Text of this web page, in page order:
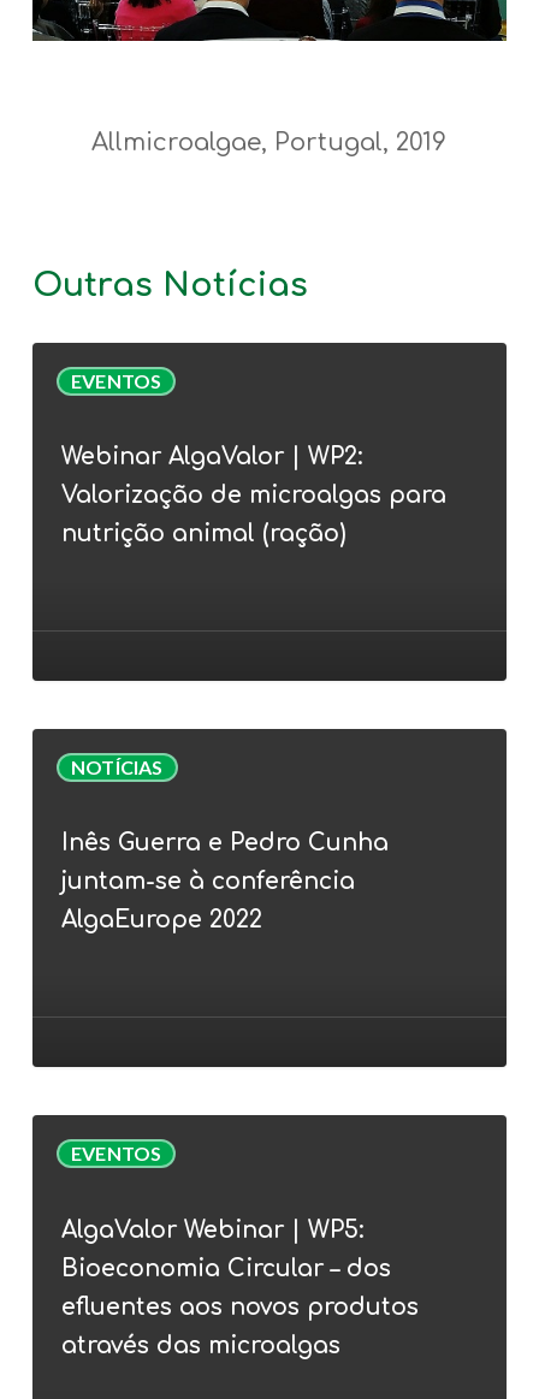
Allmicroalgae, Portugal, 2019
Outras Notícias
EVENTOS
AlgaValor
WP2:
Valorização
nutrição
animal
Webinar AlgaValor | WP2:
Valorização de microalgas para
nutrição animal (ração)
NOTÍCIAS
Guerra
Pedro
Cunha
juntam-
conferência
AlgaEurope
Inês Guerra e Pedro Cunha
juntam-se à conferência
AlgaEurope 2022
EVENTOS
Webinar
WP5:
Bioeconomia
Circular
AlgaValor Webinar | WP5:
Bioeconomia Circular – dos
efluentes aos novos produtos
através das microalgas